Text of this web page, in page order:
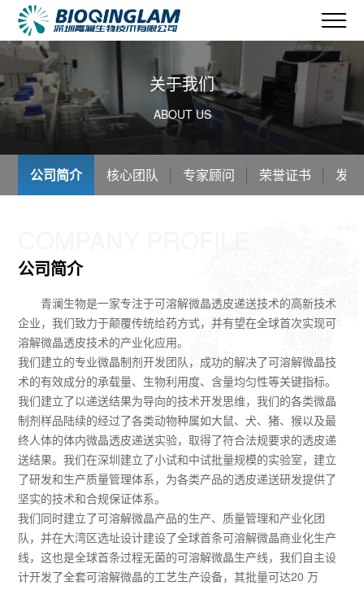
关于我们
ABOUT US
公司简介 核心团队 专家顾问 荣誉证书 发
公司简介
青澜生物是一家专注于可溶解微晶透皮递送技术的高新技术
企业，我们致力于颠覆传统给药方式，并有望在全球首次实现可
溶解微晶透皮技术的产业化应用。
我们建立的专业微晶制剂开发团队，成功的解决了可溶解微晶技
术的有效成分的承载量、生物利用度、含量均匀性等关键指标。
我们建立了以递送结果为导向的技术开发思维，我们的各类微晶
制剂样品陆续的经过了各类动物种属如大鼠、犬、猪、猴以及最
终人体的体内微晶透皮递送实验，取得了符合法规要求的透皮递
送结果。我们在深圳建立了小试和中试批量规模的实验室，建立
了研发和生产质量管理体系，为各类产品的透皮递送研发提供了
坚实的技术和合规保证体系。
我们同时建立了可溶解微晶产品的生产、质量管理和产业化团
队，并在大湾区选址设计建设了全球首条可溶解微晶商业化生产
线，这也是全球首条过程无菌的可溶解微晶生产线，我们自主设
计开发了全套可溶解微晶的工艺生产设备，其批量可达20 万